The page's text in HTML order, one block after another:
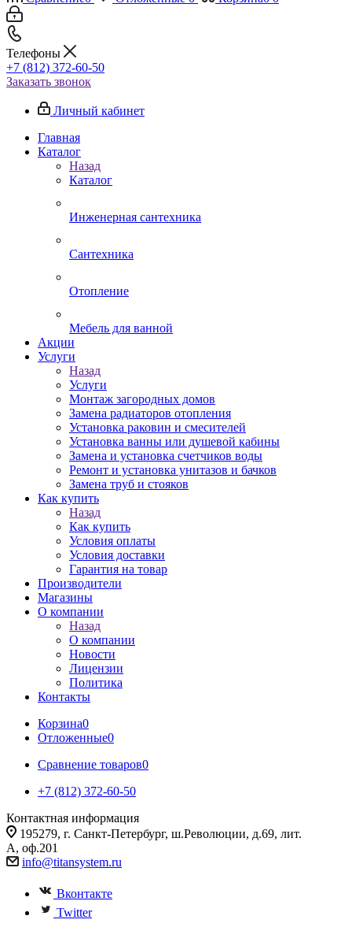
Телефоны
+7 (812) 372-60-50
Заказать звонок
Личный кабинет
Главная
Каталог
Назад
Каталог
Инженерная сантехника
Сантехника
Отопление
Мебель для ванной
Акции
Услуги
Назад
Услуги
Монтаж загородных домов
Замена радиаторов отопления
Установка раковин и смесителей
Установка ванны или душевой кабины
Замена и установка счетчиков воды
Ремонт и установка унитазов и бачков
Замена труб и стояков
Как купить
Назад
Как купить
Условия оплаты
Условия доставки
Гарантия на товар
Производители
Магазины
О компании
Назад
О компании
Новости
Лицензии
Политика
Контакты
Корзина0
Отложенные0
Сравнение товаров0
+7 (812) 372-60-50
Контактная информация
195279, г. Санкт-Петербург, ш.Революции, д.69, лит.
А, оф.201
info@titansystem.ru
Вконтакте
Twitter